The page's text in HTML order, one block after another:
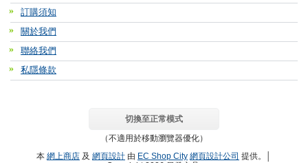
訂購須知
關於我們
聯絡我們
私隱條款
切換至正常模式
（不適用於移動瀏覽器優化）
本 網上商店 及 網頁設計 由 EC Shop City 網頁設計公司 提供。│